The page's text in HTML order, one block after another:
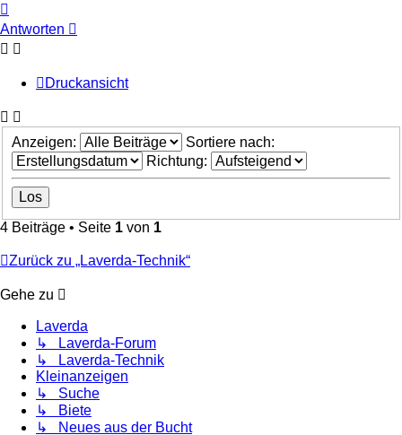
oben
Antworten
Druckansicht
Anzeigen:
Sortiere nach:
Richtung:
4 Beiträge • Seite 1 von 1
Zurück zu „Laverda-Technik“
Gehe zu
Laverda
↳ Laverda-Forum
↳ Laverda-Technik
Kleinanzeigen
↳ Suche
↳ Biete
↳ Neues aus der Bucht